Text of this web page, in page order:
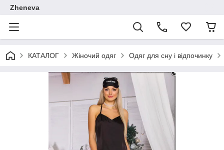
Zheneva
КАТАЛОГ Жіночий одяг Одяг для сну і відпочинку